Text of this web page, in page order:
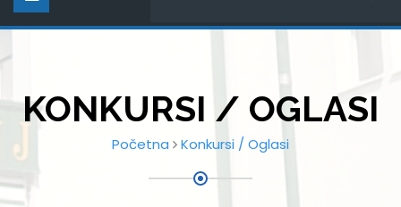
KONKURSI / OGLASI
Početna Konkursi / Oglasi